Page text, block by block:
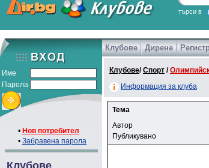
търси в
Име
Парола
• Нов потребител
• Забравена парола
Клубове
Клубове Дирене
Клубове/Спорт /
Информация за клуба
Тема
Автор
Публикувано